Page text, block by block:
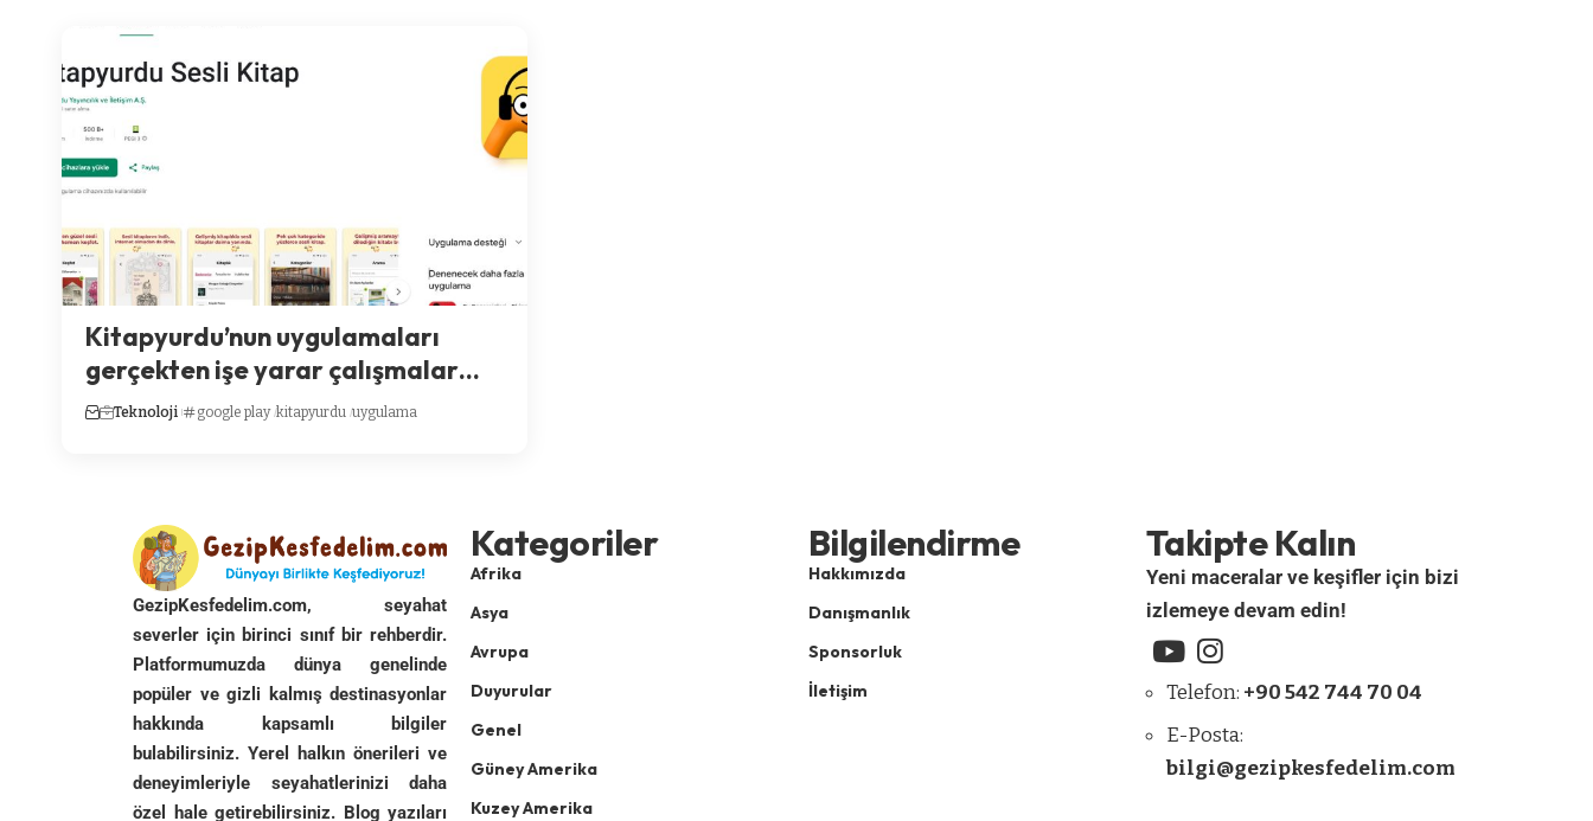
Kitapyurdu’nun uygulamaları
gerçekten işe yarar çalışmalar…
Teknoloji google play kitapyurdu uygulama
GezipKesfedelim.com, seyahat
severler için birinci sınıf bir rehberdir.
Platformumuzda dünya genelinde
popüler ve gizli kalmış destinasyonlar
hakkında kapsamlı bilgiler
bulabilirsiniz. Yerel halkın önerileri ve
deneyimleriyle seyahatlerinizi daha
özel hale getirebilirsiniz. Blog yazıları
Kategoriler
Afrika
Asya
Avrupa
Duyurular
Genel
Güney Amerika
Kuzey Amerika
Bilgilendirme
Hakkımızda
Danışmanlık
Sponsorluk
İletişim
Takipte Kalın
Yeni maceralar ve keşifler için bizi
izlemeye devam edin!
Telefon: +90 542 744 70 04
E-Posta:
bilgi@gezipkesfedelim.com